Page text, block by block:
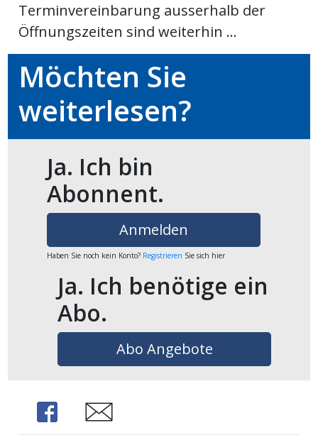
Terminvereinbarung ausserhalb der
Öffnungszeiten sind weiterhin ...
Möchten Sie
weiterlesen?
Ja. Ich bin
Abonnent.
Anmelden
Haben Sie noch kein Konto? Registrieren Sie sich hier
Ja. Ich benötige ein
Abo.
Abo Angebote
Share Share